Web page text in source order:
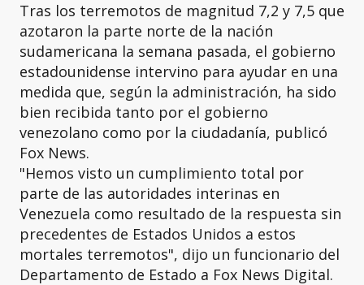
Tras los terremotos de magnitud 7,2 y 7,5 que
azotaron la parte norte de la nación
sudamericana la semana pasada, el gobierno
estadounidense intervino para ayudar en una
medida que, según la administración, ha sido
bien recibida tanto por el gobierno
venezolano como por la ciudadanía, publicó
Fox News.
"Hemos visto un cumplimiento total por
parte de las autoridades interinas en
Venezuela como resultado de la respuesta sin
precedentes de Estados Unidos a estos
mortales terremotos", dijo un funcionario del
Departamento de Estado a Fox News Digital.